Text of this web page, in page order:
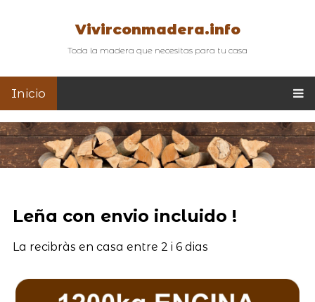
Vivirconmadera.info
Toda la madera que necesitas para tu casa
Inicio
Leña con envio incluido !
La recibràs en casa entre 2 i 6 dias